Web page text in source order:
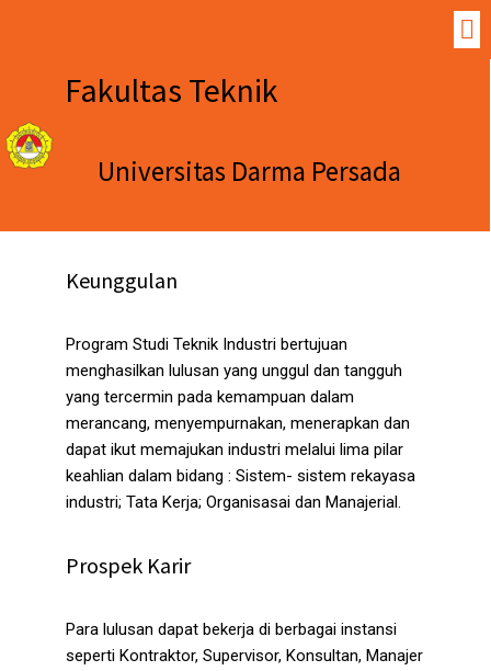
Fakultas Teknik
Universitas Darma Persada
Keunggulan
Program Studi Teknik Industri bertujuan
menghasilkan lulusan yang unggul dan tangguh
yang tercermin pada kemampuan dalam
merancang, menyempurnakan, menerapkan dan
dapat ikut memajukan industri melalui lima pilar
keahlian dalam bidang : Sistem- sistem rekayasa
industri; Tata Kerja; Organisasai dan Manajerial.
Prospek Karir
Para lulusan dapat bekerja di berbagai instansi
seperti Kontraktor, Supervisor, Konsultan, Manajer